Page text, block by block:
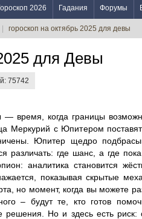
2026 Гадания Форумы
гороскоп на октябрь 2025 для девы
для Девы
75742
— время, когда границы
Меркурий с Юпитером
Юпитер щедро
различать: где шанс, а где
аналитика становится
показывая скрытые
но момент, когда вы можете
– будут те, кто готов
решения. Но и здесь есть риск: